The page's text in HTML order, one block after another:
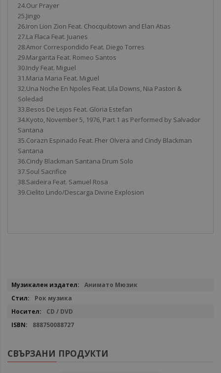
24.Our Prayer
25.Jingo
26.Iron Lion Zion Feat. Chocquibtown and Elan Atias
27.La Flaca Feat. Juanes
28.Amor Correspondido Feat. Diego Torres
29.Margarita Feat. Romeo Santos
30.Indy Feat. Miguel
31.Maria Maria Feat. Miguel
32.Una Noche En Npoles Feat. Lila Downs, Nia Pastori &
Soledad
33.Besos De Lejos Feat. Gloria Estefan
34.Kyoto, November 5, 1976, Part 1 as Performed by Salvador
Santana
35.Corazn Espinado Feat. Fher Olvera and Cindy Blackman
Santana
36.Cindy Blackman Santana Drum Solo
37.Soul Sacrifice
38.Saideira Feat. Samuel Rosa
39.Cielito Lindo/Descarga Divine Explosion
Повече
Анимато Мюзик
Рок музика
CD / DVD
888750088727
СВЪРЗАНИ ПРОДУКТИ